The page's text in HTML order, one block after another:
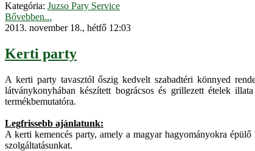
Kategória: Juzso Pary Service
Bővebben...
2013. november 18., hétfő 12:03
Kerti party
A kerti party tavasztól őszig kedvelt szabadtéri könnyed
látványkonyhában készített bográcsos és grillezett ételek
termékbemutatóra.
Legfrissebb ajánlatunk:
A kerti kemencés party, amely a magyar hagyományokra
szolgáltatásunkat.